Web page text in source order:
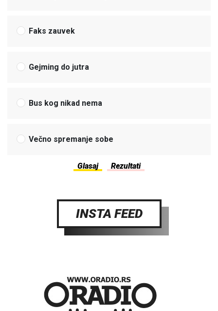
Faks zauvek
Gejming do jutra
Bus kog nikad nema
Večno spremanje sobe
INSTA FEED